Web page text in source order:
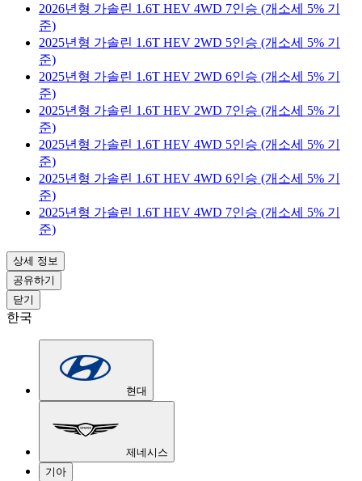
2026년형 가솔린 1.6T HEV 4WD 7인승 (개소세 5% 기
준)
2025년형 가솔린 1.6T HEV 2WD 5인승 (개소세 5% 기
준)
2025년형 가솔린 1.6T HEV 2WD 6인승 (개소세 5% 기
준)
2025년형 가솔린 1.6T HEV 2WD 7인승 (개소세 5% 기
준)
2025년형 가솔린 1.6T HEV 4WD 5인승 (개소세 5% 기
준)
2025년형 가솔린 1.6T HEV 4WD 6인승 (개소세 5% 기
준)
2025년형 가솔린 1.6T HEV 4WD 7인승 (개소세 5% 기
준)
상세 정보
공유하기
닫기
한국
현대
제네시스
기아